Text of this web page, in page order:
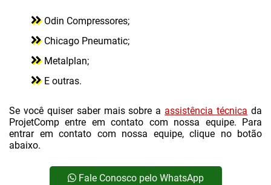
INSTALAÇÃO DE REDE DE AR COMPRIMIDO
INSTALAÇÃO DE REDE DE AR EM SUZANO
LOCAÇÃO DE COMPRESSOR DE AR
LOCAÇÃO DE COMPRESSOR DE AR EM SUZANO
LOCAÇÃO DE COMPRESSOR PARAFUSO
LOCAÇÃO DE COMPRESSOR PISTÃO
MANUTENÇÃO CORRETIVA DE COMPRESSOR DE AR
Odin Compressores;
Chicago Pneumatic;
Metalplan;
E outras.
Se você quiser saber mais sobre a assistência técnica da
ProjetComp entre em contato com nossa equipe. Para
entrar em contato com nossa equipe, clique no botão
abaixo.
Fale Conosco pelo WhatsApp